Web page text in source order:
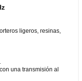
ligeros, resinas,
una transmisión al